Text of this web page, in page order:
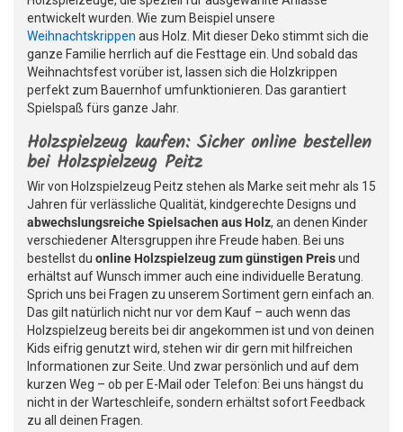
entwickelt wurden. Wie zum Beispiel unsere
Weihnachtskrippen aus Holz. Mit dieser Deko stimmt sich die
ganze Familie herrlich auf die Festtage ein. Und sobald das
Weihnachtsfest vorüber ist, lassen sich die Holzkrippen
perfekt zum Bauernhof umfunktionieren. Das garantiert
Spielspaß fürs ganze Jahr.
Holzspielzeug kaufen: Sicher online bestellen
bei Holzspielzeug Peitz
Wir von Holzspielzeug Peitz stehen als Marke seit mehr als 15
Jahren für verlässliche Qualität, kindgerechte Designs und
abwechslungsreiche Spielsachen aus Holz, an denen Kinder
verschiedener Altersgruppen ihre Freude haben. Bei uns
bestellst du online Holzspielzeug zum günstigen Preisund
erhältst auf Wunsch immer auch eine individuelle Beratung.
Sprich uns bei Fragen zu unserem Sortiment gern einfach an.
Das gilt natürlich nicht nur vor dem Kauf – auch wenn das
Holzspielzeug bereits bei dir angekommen ist und von deinen
Kids eifrig genutzt wird, stehen wir dir gern mit hilfreichen
Informationen zur Seite. Und zwar persönlich und auf dem
kurzen Weg – ob per E-Mail oder Telefon: Bei uns hängst du
nicht in der Warteschleife, sondern erhältst sofort Feedback
zu all deinen Fragen.